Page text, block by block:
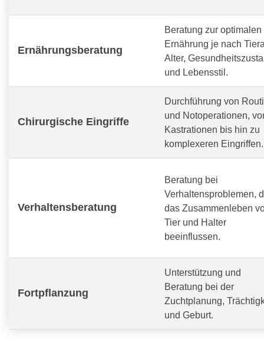
Ernährungsberatung
Beratung zur optimalen
Ernährung je nach
Alter,
und Lebensstil.
Chirurgische Eingriffe
Durchführung von
und Notoperationen,
Kastrationen bis hin zu
komplexeren Eingriffen.
Verhaltensberatung
Beratung bei
Verhaltensproblemen,
das Zusammenleben
Tier und Halter
beeinflussen.
Fortpflanzung
Unterstützung und
Beratung bei der
Zuchtplanung,
und Geburt.